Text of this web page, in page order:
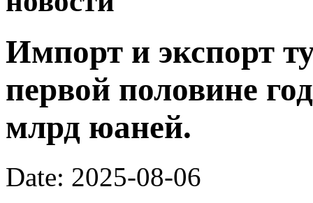
Импорт и экспорт
первой половине
млрд юаней.
Date: 2025-08-06